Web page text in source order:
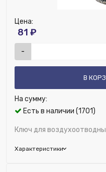
Есть в наличии (1701)
Ключ для
Характеристики
Цена:
81 ₽
-
В
На сумму: